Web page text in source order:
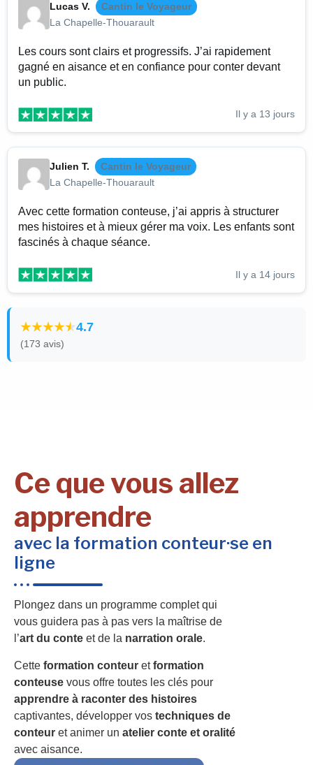
Lucas V.
Cantin le Voyageur
La Chapelle-Thouarault
Les cours sont clairs et progressifs. J’ai rapidement
gagné en aisance et en confiance pour conter devant
un public.
Il y a 13 jours
Julien T.
Cantin le Voyageur
La Chapelle-Thouarault
Avec cette formation conteuse, j’ai appris à structurer
mes histoires et à mieux gérer ma voix. Les enfants sont
fascinés à chaque séance.
Il y a 14 jours
4.7
(173 avis)
Ce que vous allez
apprendre
avec la formation conteur·se en
ligne
Plongez dans un programme complet qui
vous guidera pas à pas vers la maîtrise de
l’art du conte et de la narration orale.
Cette formation conteur etformation
conteuse vous offre toutes les clés pour
apprendre à raconter des histoires
captivantes, développer vos techniques de
conteur et animer un atelier conte et oralité
avec aisance.